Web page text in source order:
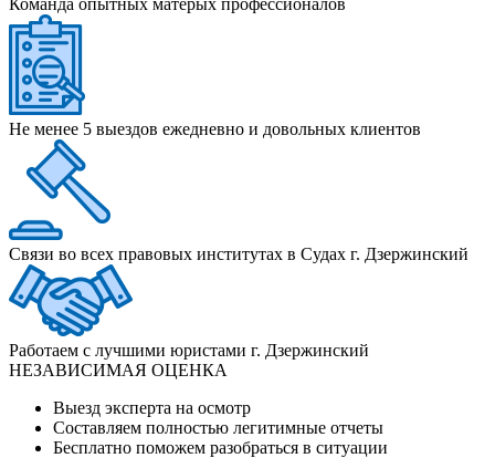
Не менее 5 выездов ежедневно и довольных клиентов
Связи во всех правовых институтах в Судах г. Дзержинский
Работаем с лучшими юристами г. Дзержинский
НЕЗАВИСИМАЯ ОЦЕНКА
Выезд эксперта на осмотр
Составляем полностью легитимные отчеты
Бесплатно поможем разобраться в ситуации